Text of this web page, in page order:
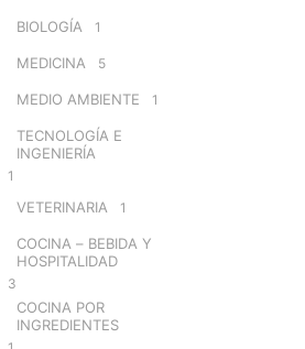
BIOLOGÍA 1
MEDICINA 5
MEDIO AMBIENTE 1
TECNOLOGÍA E
INGENIERÍA
1
VETERINARIA 1
COCINA – BEBIDA Y
HOSPITALIDAD
3
COCINA POR
INGREDIENTES